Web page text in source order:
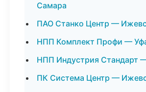
Самара
ПАО Станко Центр —
НПП Комплект Профи —
НПП Индустрия Стандарт
ПК Система Центр —